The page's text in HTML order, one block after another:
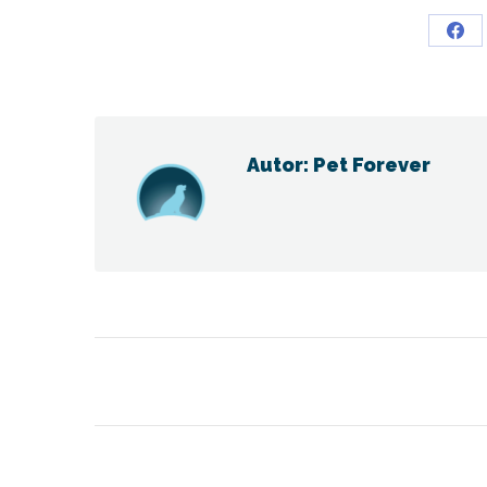
Autor: Pet Forever
entre